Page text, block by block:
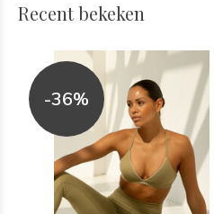
Recent bekeken
-36%